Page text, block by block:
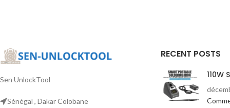
Sen UnlockTool
Sénégal , Dakar Colobane
RECENT POSTS
110W